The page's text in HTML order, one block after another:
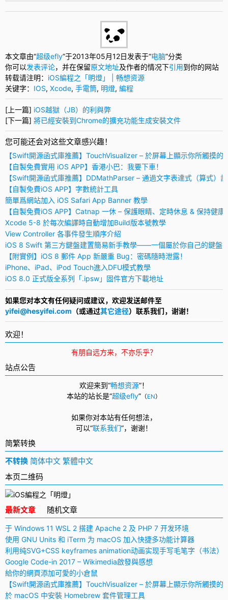
本文章由“超级efly”于2013年05月12日发表于“电脑”分类
你可以发表评论，并在保留原文地址及作者的情况下引用到你的网站
转载请注明： iOS編程之「明燈」 | 畅想资源
关键字： IOS, Xcode, 手電筒, 明燈, 編程
[上一篇] iOS越獄（JB）的利與弊
[下一篇] 將已經安裝到Chrome的擴充功能生成安裝文件
您可能还会对这些文章感兴趣！
【Swift開源函式庫推薦】TouchVisualizer – 於屏幕上顯示你所觸摸的
【自製免費實用 iOS APP】香港小巴：我要下車！
【Swift開源函式庫推薦】DDMathParser – 通過文字表達式（算式）
【自製免費iOS APP】字數統計工具
簡單爲網站加入 iOS Safari App Banner 教學
【自製免費iOS APP】Catnap 一休 – 保護眼睛、定時休息 & 保持健康
Xcode 5-8 於每次編譯時自動增加Build版本號教學
View Controller 各事件發生順序介紹
iOS 8 Swift 第三方鍵盤建置簡易新手教學——一個屬於你自己的鍵盤
【附實例】iOS 8 郵件 App 新嚴重 Bug：密碼隨時泄露！
iPhone、iPad、iPod Touch進入DFU模式教學
iOS 8.0 正式版全系列「.ipsw」固件官方下載地址
如果您对本文有任何疑问或建议，欢迎发送邮件至
yifei@hesyifei.com （或通过其它途径）联系我们，谢谢！
欢迎！
有朋自远方来，不亦乐乎？
站点公告
欢迎来到“畅想资源”！
本站的站长是“超级efly” （EN）
如果你对本站有任何想法，
可以“联系我们”， 谢谢！
简繁转换
不转换 简体中文 繁體中文
本页二维码
最新文章 随机文章
于 Windows 11 WSL 2 搭建 Apache 2 及 PHP 7 开发环境
使用 GNU Units 和 iTerm 为 macOS 加入快捷多功能计算器
利用纯SVG+CSS keyframes animation动画实现手写毛笔字（书法）
Google Code-in 2017 – Wikimedia啟發與感想
給你的網頁添加可愛的小倉鼠
【Swift開源函式庫推薦】TouchVisualizer – 於屏幕上顯示你所觸摸的
於 macOS 中安裝 Homebrew 套件管理工具